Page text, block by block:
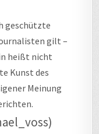
geschützte
gilt –
heißt nicht
Kunst des
Meinung